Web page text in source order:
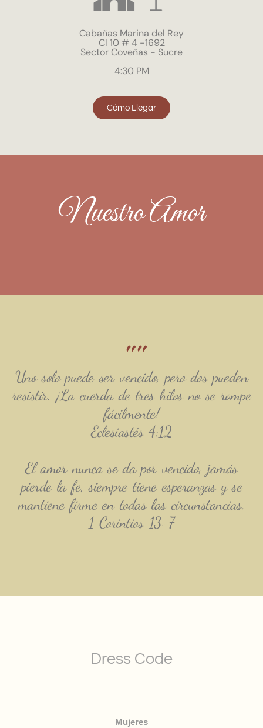
Cabañas Marina del Rey
Cl 10 # 4 -1692
Sector Coveñas - Sucre
4:30 PM
Cómo Llegar
Nuestro Amor
""
Uno solo puede ser vencido, pero dos pueden
resistir. ¡La cuerda de tres hilos no se rompe
fácilmente!
Eclesiastés 4:12
El amor nunca se da por vencido, jamás
pierde la fe, siempre tiene esperanzas y se
mantiene firme en todas las circunstancias.
1 Corintios 13-7
Dress Code
Mujeres